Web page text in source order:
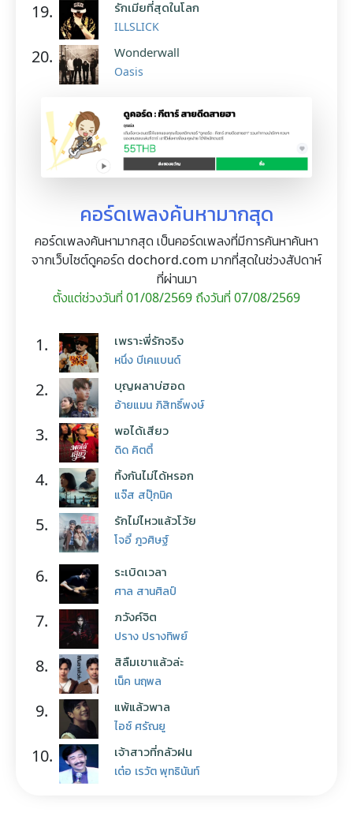
19. รักเมียที่สุดในโลก
ILLSLICK
20. Wonderwall
Oasis
คอร์ดเพลงค้นหามากสุด
คอร์ดเพลงค้นหามากสุด เป็นคอร์ดเพลงที่มีการค้นหาค้นหา
จากเว็บไซต์ดูคอร์ด dochord.com มากที่สุดในช่วงสัปดาห์
ที่ผ่านมา
ตั้งแต่ช่วงวันที่ 01/08/2569 ถึงวันที่ 07/08/2569
1. เพราะพี่รักจริง
หนึ่ง บีเคแบนด์
2. บุญผลาบ่ฮอด
อ้ายแมน ภิสิทธิ์พงษ์
3. พอได้เสียว
ดิด คิตตี้
4. ทิ้งกันไม่ได้หรอก
แจ๊ส สปุ๊กนิค
5. รักไม่ไหวแล้วโว้ย
โจอี้ ภูวศิษฐ์
6. ระเบิดเวลา
ศาล สานศิลป์
7. ภวังค์จิต
ปราง ปรางทิพย์
8. สิลืมเขาแล้วล่ะ
เน็ค นฤพล
9. แพ้แล้วพาล
ไอซ์ ศรัณยู
10. เจ้าสาวที่กลัวฝน
เต๋อ เรวัต พุทธินันท์